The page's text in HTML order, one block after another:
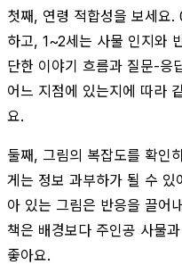
첫째, 연령 적합성을 보세요
하고, 1~2세는 사물 인지와
단한 이야기 흐름과 질문-응
어느 지점에 있는지에 따라
요.
둘째, 그림의 복잡도를 확인
게는 정보 과부하가 될 수 있
아 있는 그림은 반응을 끌어
책은 배경보다 주인공 사물
좋아요.